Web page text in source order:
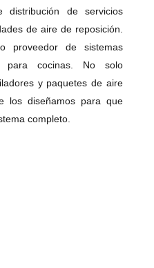
distribución de servicios
de aire de reposición.
proveedor de sistemas
para cocinas. No solo
y paquetes de aire
los diseñamos para que
completo.